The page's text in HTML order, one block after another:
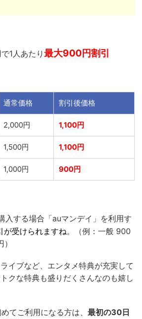
1人あたり 最大900円割引
通常価格 割引後価格
2,000円 1,100円
1,500円 1,100円
1,000円 900円
入する場合「auマンデイ」を利用す
が受けられますね。（例：一般 900
イブなど、エンタメ特典が充実して
クな特典も盛りだくさんなのも嬉し
てご利用になる方は、 最初の30日